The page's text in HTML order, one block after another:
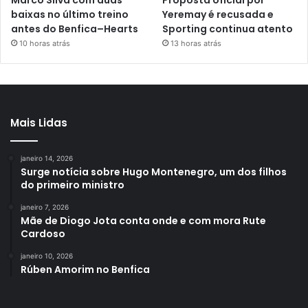
baixas no último treino
antes do Benfica–Hearts
10 horas atrás
Yeremay é recusada e
Sporting continua atento
13 horas atrás
Mais Lidas
janeiro 14, 2026
Surge notícia sobre Hugo Montenegro, um dos filhos
do primeiro ministro
janeiro 7, 2026
Mãe de Diogo Jota conta onde e com mora Rute
Cardoso
janeiro 10, 2026
Rúben Amorim no Benfica